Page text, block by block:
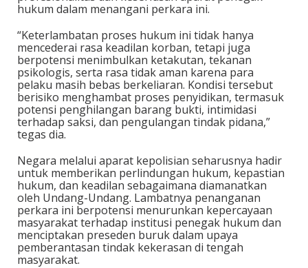
hukum dalam menangani perkara ini.
“Keterlambatan proses hukum ini tidak hanya
mencederai rasa keadilan korban, tetapi juga
berpotensi menimbulkan ketakutan, tekanan
psikologis, serta rasa tidak aman karena para
pelaku masih bebas berkeliaran. Kondisi tersebut
berisiko menghambat proses penyidikan, termasuk
potensi penghilangan barang bukti, intimidasi
terhadap saksi, dan pengulangan tindak pidana,”
tegas dia.
Negara melalui aparat kepolisian seharusnya hadir
untuk memberikan perlindungan hukum, kepastian
hukum, dan keadilan sebagaimana diamanatkan
oleh Undang-Undang. Lambatnya penanganan
perkara ini berpotensi menurunkan kepercayaan
masyarakat terhadap institusi penegak hukum dan
menciptakan preseden buruk dalam upaya
pemberantasan tindak kekerasan di tengah
masyarakat.